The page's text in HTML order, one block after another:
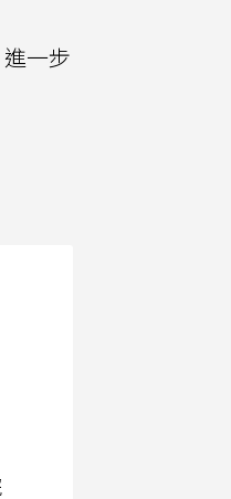
一步